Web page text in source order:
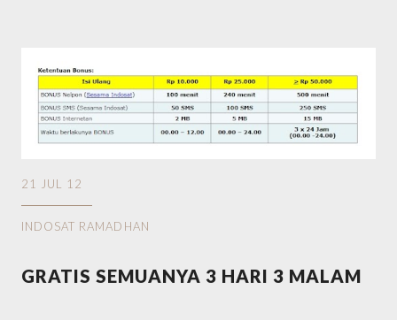
21 JUL 12
INDOSAT RAMADHAN
GRATIS SEMUANYA 3 HARI 3 MALAM